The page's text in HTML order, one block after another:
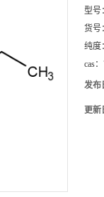
型号
货号
纯度
cas：
发布
更新